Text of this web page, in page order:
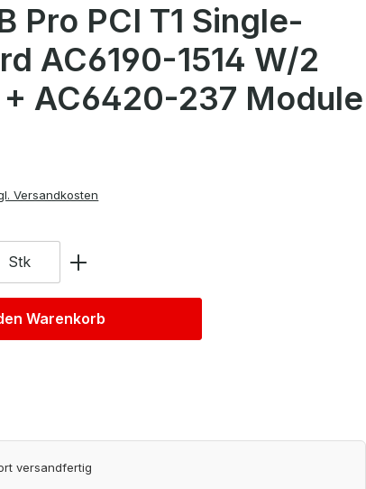
Pro PCI T1 Single-
AC6190-1514 W/2
+ AC6420-237 Module
Versandkosten
Stk
Warenkorb
versandfertig